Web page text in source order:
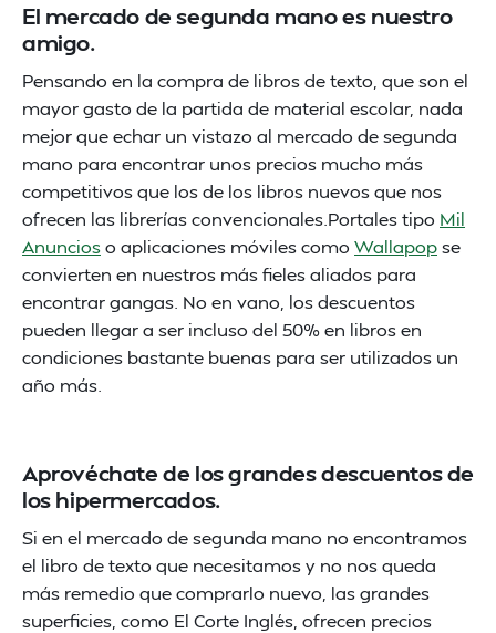
El mercado de segunda mano es nuestro
amigo.
Pensando en la compra de libros de texto, que son el
mayor gasto de la partida de material escolar, nada
mejor que echar un vistazo al mercado de segunda
mano para encontrar unos precios mucho más
competitivos que los de los libros nuevos que nos
ofrecen las librerías convencionales.Portales tipo Mil
Anuncioso aplicaciones móviles como Wallapopse
convierten en nuestros más fieles aliados para
encontrar gangas. No en vano, los descuentos
pueden llegar a ser incluso del 50% en libros en
condiciones bastante buenas para ser utilizados un
año más.
Aprovéchate de los grandes descuentos de
los hipermercados.
Si en el mercado de segunda mano no encontramos
el libro de texto que necesitamos y no nos queda
más remedio que comprarlo nuevo, las grandes
superficies, como El Corte Inglés, ofrecen precios